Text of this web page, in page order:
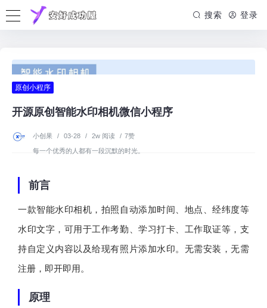
搜索 登录
原创小程序
开源原创智能水印相机微信小程序
小创果 / 03-28 / 2w 阅读 / 7赞
每一个优秀的人都有一段沉默的时光。
前言
一款智能水印相机，拍照自动添加时间、地点、经纬度等
水印文字，可用于工作考勤、学习打卡、工作取证等，支
持自定义内容以及给现有照片添加水印。无需安装，无需
注册，即开即用。
原理